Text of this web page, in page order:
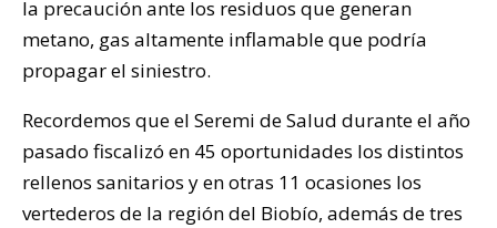
la precaución ante los residuos que generan
metano, gas altamente inflamable que podría
propagar el siniestro.
Recordemos que el Seremi de Salud durante el año
pasado fiscalizó en 45 oportunidades los distintos
rellenos sanitarios y en otras 11 ocasiones los
vertederos de la región del Biobío, además de tres